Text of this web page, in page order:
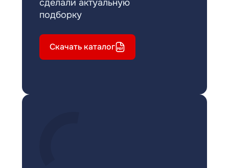
сделали актуальную
подборку
Скачать каталог